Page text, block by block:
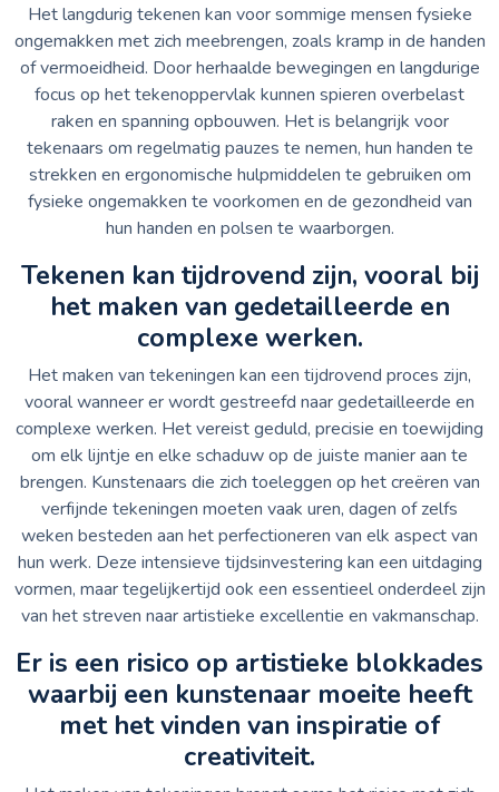
Het langdurig tekenen kan voor sommige mensen fysieke
ongemakken met zich meebrengen, zoals kramp in de handen
of vermoeidheid. Door herhaalde bewegingen en langdurige
focus op het tekenoppervlak kunnen spieren overbelast
raken en spanning opbouwen. Het is belangrijk voor
tekenaars om regelmatig pauzes te nemen, hun handen te
strekken en ergonomische hulpmiddelen te gebruiken om
fysieke ongemakken te voorkomen en de gezondheid van
hun handen en polsen te waarborgen.
Tekenen kan tijdrovend zijn, vooral bij
het maken van gedetailleerde en
complexe werken.
Het maken van tekeningen kan een tijdrovend proces zijn,
vooral wanneer er wordt gestreefd naar gedetailleerde en
complexe werken. Het vereist geduld, precisie en toewijding
om elk lijntje en elke schaduw op de juiste manier aan te
brengen. Kunstenaars die zich toeleggen op het creëren van
verfijnde tekeningen moeten vaak uren, dagen of zelfs
weken besteden aan het perfectioneren van elk aspect van
hun werk. Deze intensieve tijdsinvestering kan een uitdaging
vormen, maar tegelijkertijd ook een essentieel onderdeel zijn
van het streven naar artistieke excellentie en vakmanschap.
Er is een risico op artistieke blokkades
waarbij een kunstenaar moeite heeft
met het vinden van inspiratie of
creativiteit.